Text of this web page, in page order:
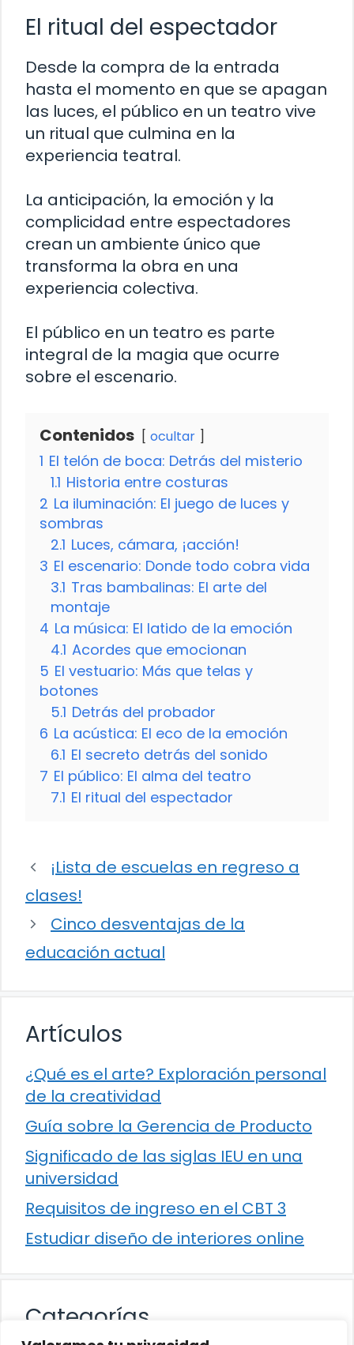
El ritual del espectador
Desde la compra de la entrada
hasta el momento en que se apagan
las luces, el público en un teatro vive
un ritual que culmina en la
experiencia teatral.
La anticipación, la emoción y la
complicidad entre espectadores
crean un ambiente único que
transforma la obra en una
experiencia colectiva.
El público en un teatro es parte
integral de la magia que ocurre
sobre el escenario.
Contenidos ocultar
1 El telón de boca: Detrás del misterio
1.1 Historia entre costuras
2 La iluminación: El juego de luces y
sombras
2.1 Luces, cámara, ¡acción!
3 El escenario: Donde todo cobra vida
3.1 Tras bambalinas: El arte del
montaje
4 La música: El latido de la emoción
4.1 Acordes que emocionan
5 El vestuario: Más que telas y
botones
5.1 Detrás del probador
6 La acústica: El eco de la emoción
6.1 El secreto detrás del sonido
7 El público: El alma del teatro
7.1 El ritual del espectador
¡Lista de escuelas en regreso a
clases!
Cinco desventajas de la
educación actual
Artículos
¿Qué es el arte? Exploración personal
de la creatividad
Guía sobre la Gerencia de Producto
Significado de las siglas IEU en una
universidad
Requisitos de ingreso en el CBT 3
Estudiar diseño de interiores online
Categorías